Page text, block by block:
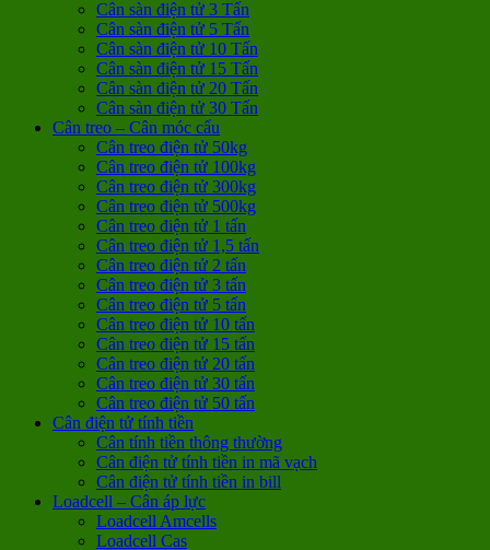
Cân sàn điện tử 3 Tấn
Cân sàn điện tử 5 Tấn
Cân sàn điện tử 10 Tấn
Cân sàn điện tử 15 Tấn
Cân sàn điện tử 20 Tấn
Cân sàn điện tử 30 Tấn
Cân treo – Cân móc cẩu
Cân treo điện tử 50kg
Cân treo điện tử 100kg
Cân treo điện tử 300kg
Cân treo điện tử 500kg
Cân treo điện tử 1 tấn
Cân treo điện tử 1,5 tấn
Cân treo điện tử 2 tấn
Cân treo điện tử 3 tấn
Cân treo điện tử 5 tấn
Cân treo điện tử 10 tấn
Cân treo điện tử 15 tấn
Cân treo điện tử 20 tấn
Cân treo điện tử 30 tấn
Cân treo điện tử 50 tấn
Cân điện tử tính tiền
Cân tính tiền thông thường
Cân điện tử tính tiền in mã vạch
Cân điện tử tính tiền in bill
Loadcell – Cân áp lực
Loadcell Amcells
Loadcell Cas